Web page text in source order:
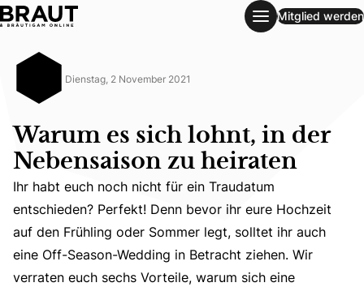
Warum es sich lohnt, in der Nebensaison zu heiraten
Mitglied werden
Dienstag, 2 November 2021
Warum es sich lohnt, in der
Nebensaison zu heiraten
Ihr habt euch noch nicht für ein Traudatum
Ihr habt euch noch nicht für ein Traudatum
entschieden? Perfekt! Denn bevor ihr eure Hochzeit
auf den Frühling oder Sommer legt, solltet ihr auch
eine Off-Season-Wedding in Betracht ziehen. Wir
verraten euch sechs Vorteile, warum sich eine